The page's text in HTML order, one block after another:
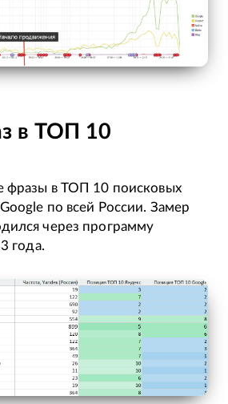
в ТОП 10
фразы в ТОП 10 поисковых
по всей России. Замер
через программу
года.